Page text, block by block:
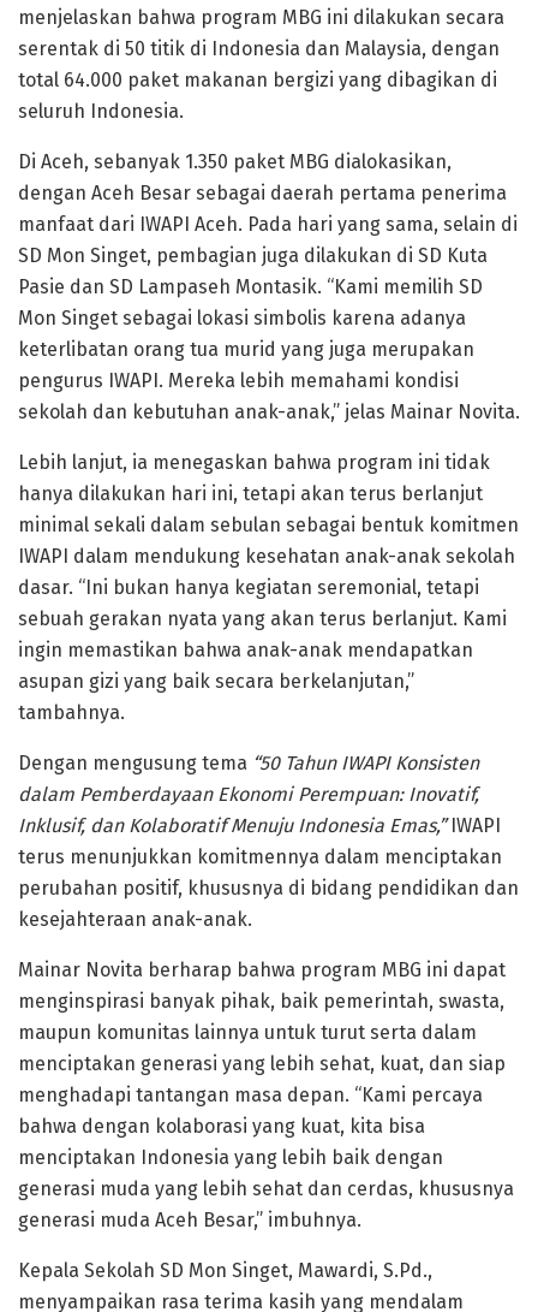
menjelaskan bahwa program MBG ini dilakukan secara
serentak di 50 titik di Indonesia dan Malaysia, dengan
total 64.000 paket makanan bergizi yang dibagikan di
seluruh Indonesia.
Di Aceh, sebanyak 1.350 paket MBG dialokasikan,
dengan Aceh Besar sebagai daerah pertama penerima
manfaat dari IWAPI Aceh. Pada hari yang sama, selain di
SD Mon Singet, pembagian juga dilakukan di SD Kuta
Pasie dan SD Lampaseh Montasik. “Kami memilih SD
Mon Singet sebagai lokasi simbolis karena adanya
keterlibatan orang tua murid yang juga merupakan
pengurus IWAPI. Mereka lebih memahami kondisi
sekolah dan kebutuhan anak-anak,” jelas Mainar Novita.
Lebih lanjut, ia menegaskan bahwa program ini tidak
hanya dilakukan hari ini, tetapi akan terus berlanjut
minimal sekali dalam sebulan sebagai bentuk komitmen
IWAPI dalam mendukung kesehatan anak-anak sekolah
dasar. “Ini bukan hanya kegiatan seremonial, tetapi
sebuah gerakan nyata yang akan terus berlanjut. Kami
ingin memastikan bahwa anak-anak mendapatkan
asupan gizi yang baik secara berkelanjutan,”
tambahnya.
Dengan mengusung tema “50 Tahun IWAPI Konsisten
dalam Pemberdayaan Ekonomi Perempuan: Inovatif,
Inklusif, dan Kolaboratif Menuju Indonesia Emas,”IWAPI
terus menunjukkan komitmennya dalam menciptakan
perubahan positif, khususnya di bidang pendidikan dan
kesejahteraan anak-anak.
Mainar Novita berharap bahwa program MBG ini dapat
menginspirasi banyak pihak, baik pemerintah, swasta,
maupun komunitas lainnya untuk turut serta dalam
menciptakan generasi yang lebih sehat, kuat, dan siap
menghadapi tantangan masa depan. “Kami percaya
bahwa dengan kolaborasi yang kuat, kita bisa
menciptakan Indonesia yang lebih baik dengan
generasi muda yang lebih sehat dan cerdas, khususnya
generasi muda Aceh Besar,” imbuhnya.
Kepala Sekolah SD Mon Singet, Mawardi, S.Pd.,
menyampaikan rasa terima kasih yang mendalam